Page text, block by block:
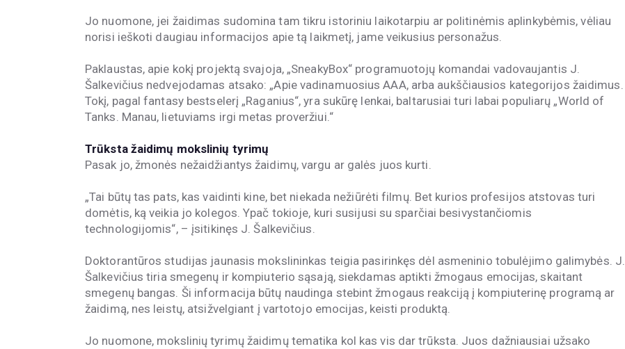
Jo nuomone, jei žaidimas sudomina tam tikru istoriniu laikotarpiu ar politinėmis aplinkybėmis, vėliau
norisi ieškoti daugiau informacijos apie tą laikmetį, jame veikusius personažus.
Paklaustas, apie kokį projektą svajoja, „SneakyBox“ programuotojų komandai vadovaujantis J.
Šalkevičius nedvejodamas atsako: „Apie vadinamuosius AAA, arba aukščiausios kategorijos žaidimus.
Tokį, pagal fantasy bestselerį „Raganius“, yra sukūrę lenkai, baltarusiai turi labai populiarų „World of
Tanks. Manau, lietuviams irgi metas proveržiui.“
Trūksta žaidimų mokslinių tyrimų
Pasak jo, žmonės nežaidžiantys žaidimų, vargu ar galės juos kurti.
„Tai būtų tas pats, kas vaidinti kine, bet niekada nežiūrėti filmų. Bet kurios profesijos atstovas turi
domėtis, ką veikia jo kolegos. Ypač tokioje, kuri susijusi su sparčiai besivystančiomis
technologijomis“, – įsitikinęs J. Šalkevičius.
Doktorantūros studijas jaunasis mokslininkas teigia pasirinkęs dėl asmeninio tobulėjimo galimybės. J.
Šalkevičius tiria smegenų ir kompiuterio sąsają, siekdamas aptikti žmogaus emocijas, skaitant
smegenų bangas. Ši informacija būtų naudinga stebint žmogaus reakciją į kompiuterinę programą ar
žaidimą, nes leistų, atsižvelgiant į vartotojo emocijas, keisti produktą.
Jo nuomone, mokslinių tyrimų žaidimų tematika kol kas vis dar trūksta. Juos dažniausiai užsako